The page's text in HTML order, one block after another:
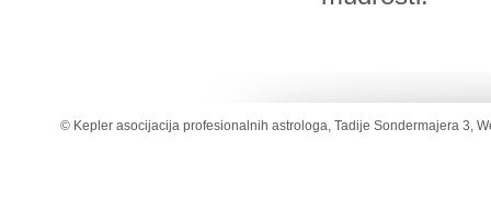
© Kepler asocijacija profesionalnih astrologa, Tadije Sondermajera 3,